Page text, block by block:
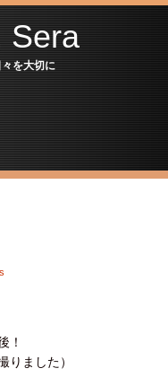
Sera
を大切に
！
りました）